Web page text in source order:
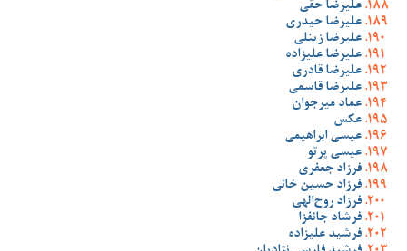
علیرضا حقی
علیرضا حیدری
علیرضا زینلی
علیرضا علیزاده
علیرضا قادری
علیرضا قاسمی
عماد میرجوان
عکس
عیسی ابراهیمی
عیسی پرتو
فرزاد جعفری
فرزاد حسین خانی
فرزاد روح‌الهی
فرشاد جانفزا
فرشید علیزاده